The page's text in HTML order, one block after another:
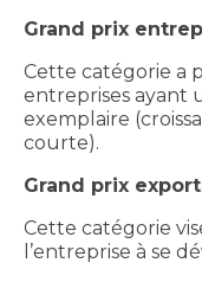
Grand prix
Cette catégorie a
entreprises ayant
exemplaire
courte).
Grand prix
Cette catégorie
l’entreprise à se